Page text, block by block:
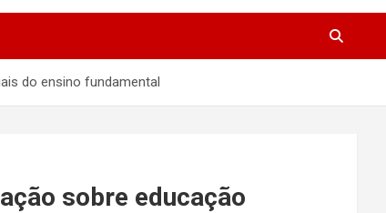
do ensino fundamental
sobre educação